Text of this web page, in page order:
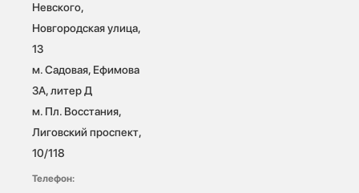
Невского,
Новгородская улица,
13
м. Садовая, Ефимова
3А, литер Д
м. Пл. Восстания,
Лиговский проспект,
10/118
Телефон: